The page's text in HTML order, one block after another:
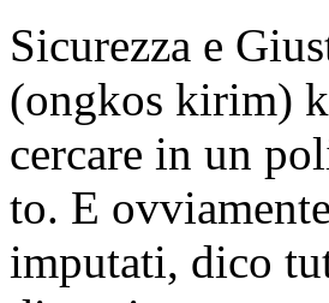
Sicurezza e
(ongkos kirim)
cercare in un
to. E
imputati, dico